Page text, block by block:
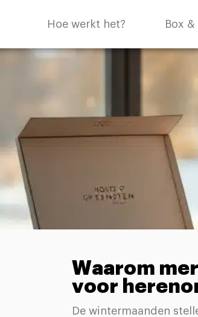
Hoe werkt het? Box
Waarom
voor
De wintermaanden